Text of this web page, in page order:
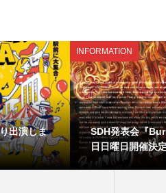
出演しま
INFORMATION
SDH発表会『
日日曜日開催決定